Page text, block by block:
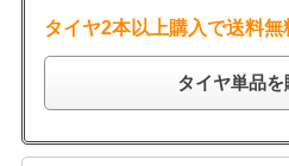
タイヤ2本以上購入で送料無
タイヤ単品を